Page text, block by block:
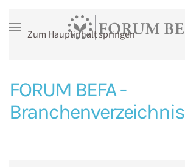
Zum Hauptinhalt springen
FORUM BEFA -
Branchenverzeichnis